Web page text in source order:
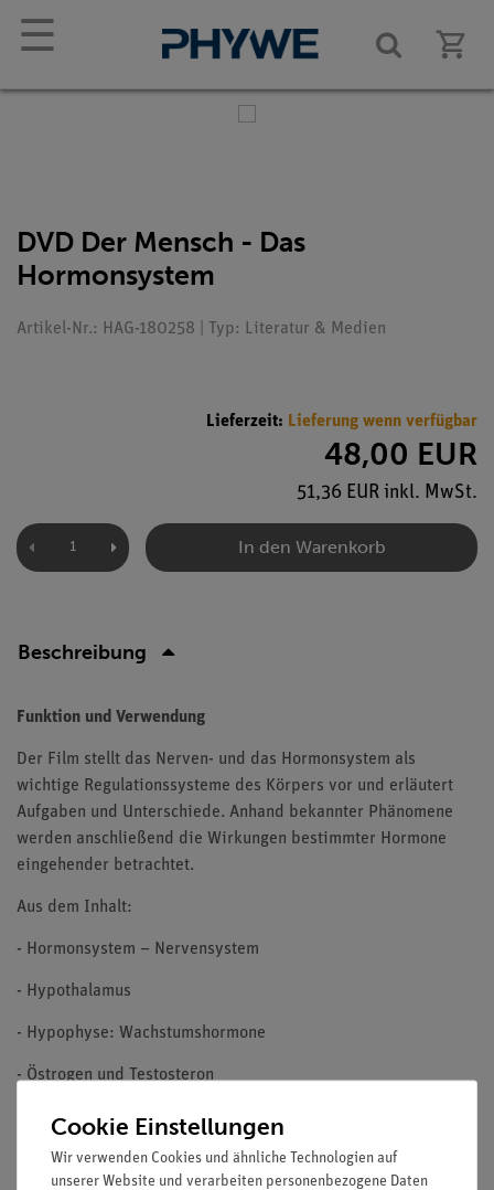
☰
DVD Der Mensch - Das
Hormonsystem
Artikel-Nr.: HAG-180258 | Typ: Literatur & Medien
Lieferzeit: Lieferung wenn verfügbar
48,00 EUR
51,36 EUR inkl. MwSt.
In den Warenkorb
Beschreibung
Funktion und Verwendung
Der Film stellt das Nerven- und das Hormonsystem als
wichtige Regulationssysteme des Körpers vor und erläutert
Aufgaben und Unterschiede. Anhand bekannter Phänomene
werden anschließend die Wirkungen bestimmter Hormone
eingehender betrachtet.
Aus dem Inhalt:
- Hormonsystem – Nervensystem
- Hypothalamus
- Hypophyse: Wachstumshormone
- Östrogen und Testosteron
- Insulin
16 Minuten Spieldauer, Begleitheft
Cookie Einstellungen
Wir verwenden Cookies und ähnliche Technologien auf
unserer Website und verarbeiten personenbezogene Daten